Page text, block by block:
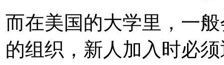
而在美国的大学里，一
的组织，新人加入时必